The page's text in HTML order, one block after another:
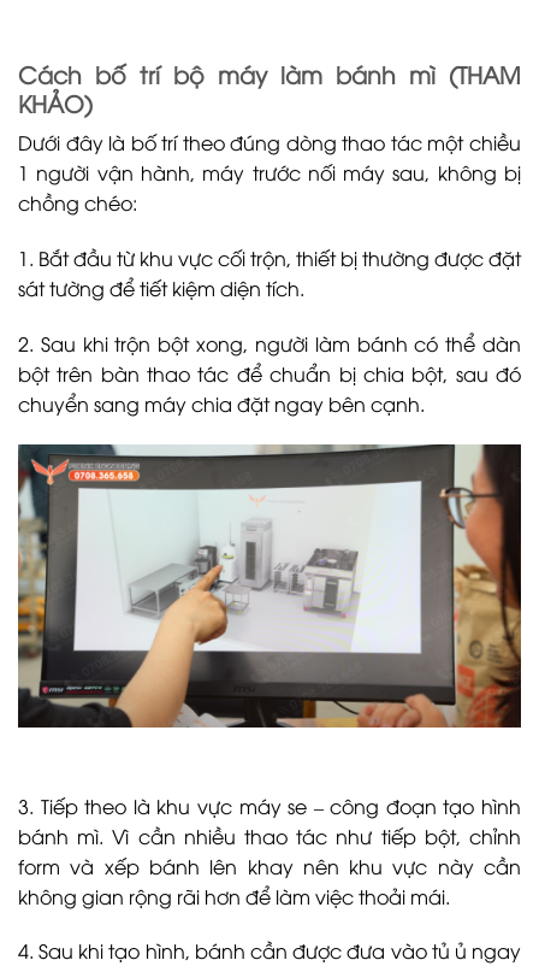
Cách bố trí bộ máy làm bánh mì (THAM
KHẢO)
Dưới đây là bố trí theo đúng dòng thao tác một chiều
1 người vận hành, máy trước nối máy sau, không bị
chồng chéo:
1. Bắt đầu từ khu vực cối trộn, thiết bị thường được đặt
sát tường để tiết kiệm diện tích.
2. Sau khi trộn bột xong, người làm bánh có thể dàn
bột trên bàn thao tác để chuẩn bị chia bột, sau đó
chuyển sang máy chia đặt ngay bên cạnh.
3. Tiếp theo là khu vực máy se – công đoạn tạo hình
bánh mì. Vì cần nhiều thao tác như tiếp bột, chỉnh
form và xếp bánh lên khay nên khu vực này cần
không gian rộng rãi hơn để làm việc thoải mái.
4. Sau khi tạo hình, bánh cần được đưa vào tủ ủ ngay